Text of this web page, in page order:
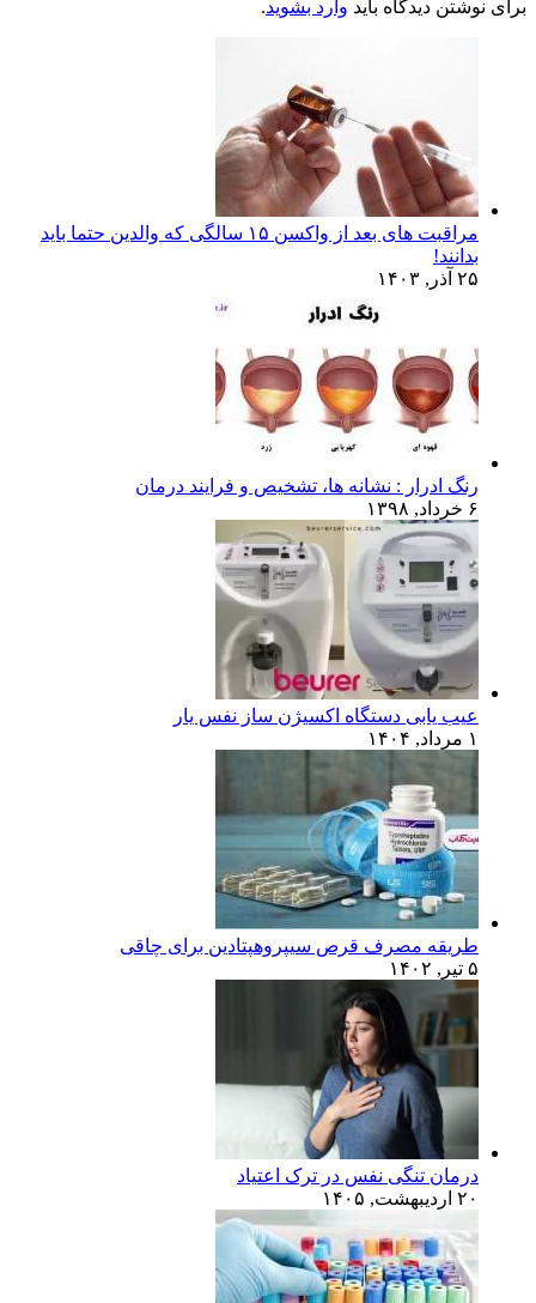
برای نوشتن دیدگاه باید وارد بشوید.
مراقبت های بعد از واکسن ۱۵ سالگی که والدین حتما باید
بدانند!
۲۵ آذر, ۱۴۰۳
رنگ ادرار : نشانه ها، تشخیص و فرایند درمان
۶ خرداد, ۱۳۹۸
عیب یابی دستگاه اکسیژن ساز نفس یار
۱ مرداد, ۱۴۰۴
طریقه مصرف قرص سیپروهپتادین برای چاقی
۵ تیر, ۱۴۰۲
درمان تنگی نفس در ترک اعتیاد
۲۰ اردیبهشت, ۱۴۰۵